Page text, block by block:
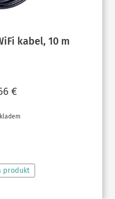
kabel, 10 m
€
produkt